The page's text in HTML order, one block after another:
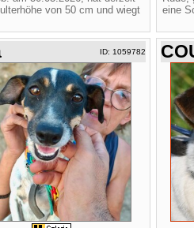
von 50 cm und wiegt
eine
ID: 1059782